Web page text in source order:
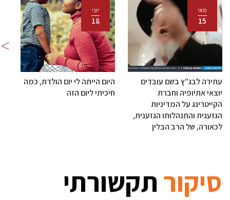
יוני
18
היום הייתה לי יום הולדת, כמה
חיכיתי ליום הזה
מאי
15
עתירה לבג”ץ בשם עובדים
יוצאי אתיופיה וחברת
הקייטרינג על המדיניות
הגזענית והתנהלותו הגזענית,
לכאורה, של הרב הבלין
סיקור תקשורתי